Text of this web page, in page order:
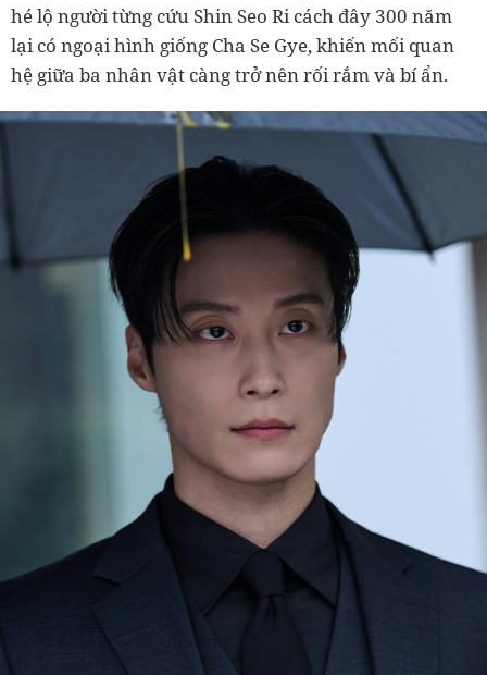
hé lộ người từng cứu Shin Seo Ri cách đây 300 năm
lại có ngoại hình giống Cha Se Gye, khiến mối quan
hệ giữa ba nhân vật càng trở nên rối rắm và bí ẩn.